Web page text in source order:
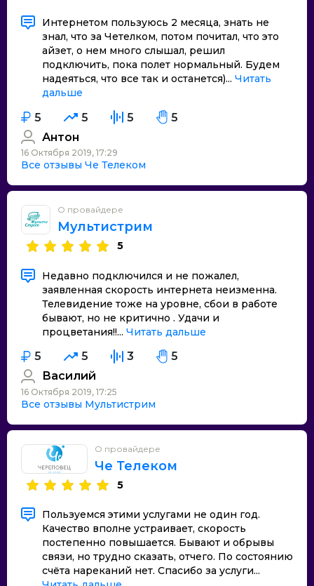
Интернетом пользуюсь 2 месяца, знать не
знал, что за Четелком, потом почитал, что это
айзет, о нем много слышал, решил
подключить, пока полет нормальный. Будем
надеяться, что все так и останется)... Читать
дальше
5 5 5
5
Антон
16 Октября 2019, 17:29
Все отзывы Че Телеком
О провайдере
Мультистрим
5
Недавно подключился и не пожалел,
заявленная скорость интернета неизменна.
Телевидение тоже на уровне, сбои в работе
бывают, но не критично . Удачи и
процветания!!... Читать дальше
5 5 3
5
Василий
16 Октября 2019, 17:25
Все отзывы Мультистрим
О провайдере
Че Телеком
5
Пользуемся этими услугами не один год.
Качество вполне устраивает, скорость
постепенно повышается. Бывают и обрывы
связи, но трудно сказать, отчего. По состоянию
счёта нареканий нет. Спасибо за услуги...